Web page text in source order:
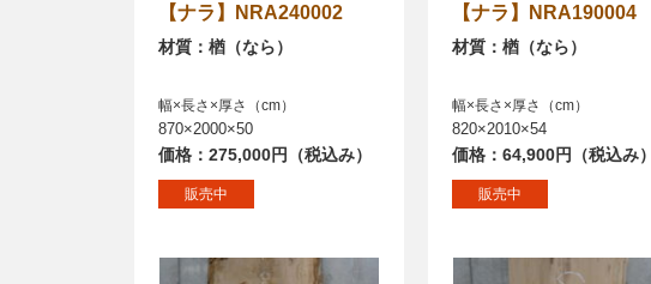
【ナラ】NRA240002
材質：楢（なら）
幅×長さ×厚さ（cm）
870×2000×50
価格：275,000円（税込み）
販売中
【ナラ】NRA190004
材質：楢（なら）
幅×長さ×厚さ（cm）
820×2010×54
価格：64,900円（税込み）
販売中